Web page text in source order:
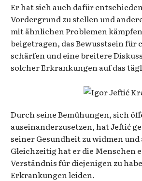
Er hat sich auch dafür
Vordergrund zu stellen und
mit ähnlichen Problemen
beigetragen, das Bewusstsein
schärfen und eine breitere
solcher Erkrankungen auf das
Durch seine Bemühungen, sich
auseinanderzusetzen, hat Jeftić
seiner Gesundheit zu widmen
Gleichzeitig hat er die
Verständnis für diejenigen zu
Erkrankungen leiden.